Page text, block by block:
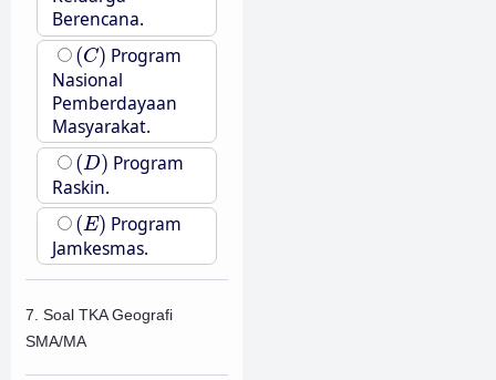
Berencana.
(C)
(C) Program
Nasional
Pemberdayaan
Masyarakat.
(D)
(D) Program
Raskin.
(E)
(E) Program
Jamkesmas.
7. Soal TKA Geografi
SMA/MA